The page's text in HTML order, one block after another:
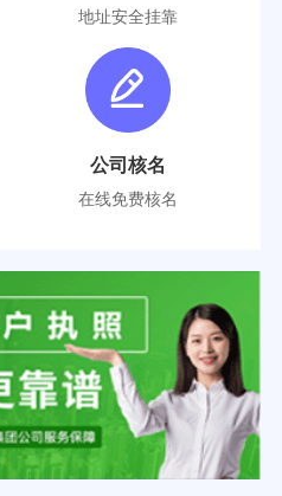
地址安全挂靠
公司核名
在线免费核名